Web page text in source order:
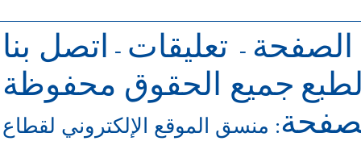
الصفحة - تعليقات -
اتصل بنا
جميع الحقوق محفوظة
: منسق الموقع الإلكتروني لقطاع